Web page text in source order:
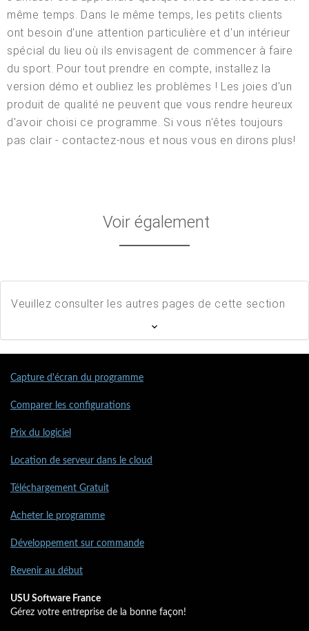
même temps. Dans le même temps, les petits clients
ont besoin d'une attention particulière et d'un intérieur
spécial du lieu où ils envisagent de commencer à faire
du sport. Pour tout prendre en compte, installez la
version démo et oubliez les problèmes ! Les joies d'un
produit de qualité ne peuvent que vous rendre heureux
d'avoir choisi ce programme. Si vous n'êtes toujours
pas clair - contactez-nous et nous vous en dirons plus!
Voir également
Veuillez consulter les autres pages de cette section
Capture d'écran du programme
Comparer les configurations
Prix du logiciel
Location de serveur dans le cloud
Téléchargement Gratuit
Acheter le programme
Développement sur commande
Revenir au début
USU Software France
Gérez votre entreprise de la bonne façon!